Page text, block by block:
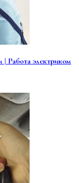
Работа электриком